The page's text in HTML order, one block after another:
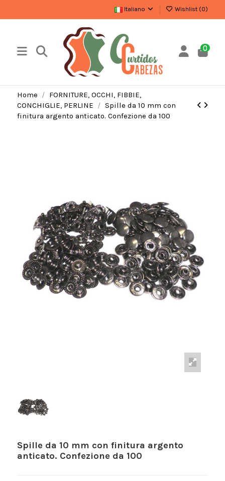
Italiano Wishlist (0)
0
Home
FORNITURE, OCCHI, FIBBIE,
CONCHIGLIE, PERLINE
Spille da 10 mm con
finitura argento anticato. Confezione da 100
Spille da 10 mm con finitura argento
anticato. Confezione da 100